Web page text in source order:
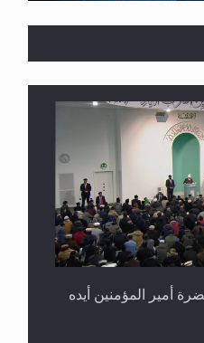
ومهيمنٌ عليها.. ليس
أمير المؤمنين أيده